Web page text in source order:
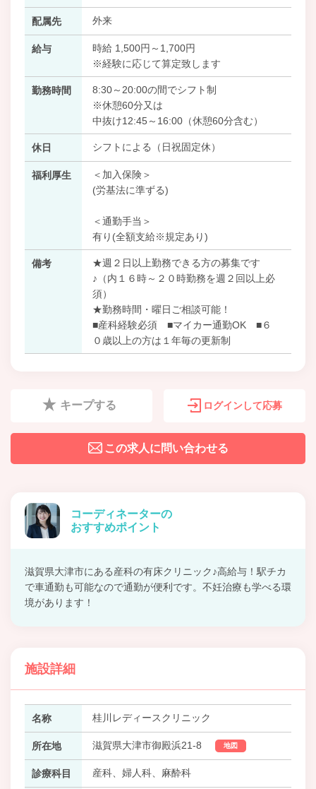
配属先 外来
給与
時給 1,500円～1,700円
※経験に応じて算定致します
勤務時間
8:30～20:00の間でシフト制
※休憩60分又は
中抜け12:45～16:00（休憩60分含む）
休日 シフトによる（日祝固定休）
福利厚生
＜加入保険＞
(労基法に準ずる)
＜通勤手当＞
有り(全額支給※規定あり)
備考
★週２日以上勤務できる方の募集です
♪（内１６時～２０時勤務を週２回以上必
須）
★勤務時間・曜日ご相談可能！
■産科経験必須 ■マイカー通勤OK ■６
０歳以上の方は１年毎の更新制
キープする ログインして応募
この求人に問い合わせる
コーディネーターの
おすすめポイント
滋賀県大津市にある産科の有床クリニック♪高給与！駅チカ
で車通勤も可能なので通勤が便利です。不妊治療も学べる環
境があります！
施設詳細
名称 桂川レディースクリニック
所在地 滋賀県大津市御殿浜21-8 地図
診療科目 産科、婦人科、麻酔科